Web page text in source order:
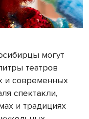
могут
театров
и современных
спектакли,
и традициях